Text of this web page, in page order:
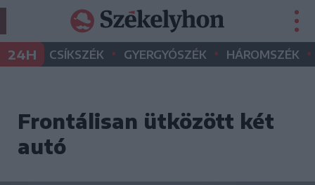
24H CSÍKSZÉK • GYERGYÓSZÉK • HÁROMSZÉK •
Frontálisan ütközött két
autó